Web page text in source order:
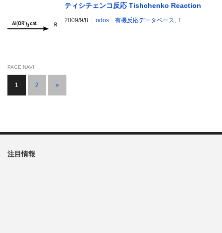
ティシチェンコ反応 Tishchenko Reaction
2009/9/8 odos 有機反応データベース, T
PAGE NAVI
1 2 »
注目情報